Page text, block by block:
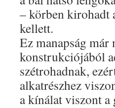
– körben kirohadt
kellett.
Ez manapság
konstrukciójából
szétrohadnak,
alkatrészhez
a kínálat viszont a